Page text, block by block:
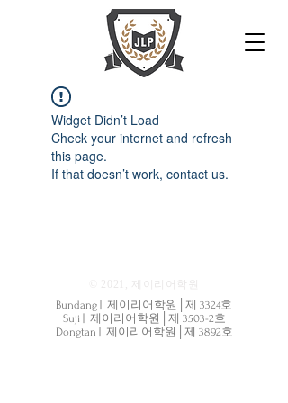
Widget Didn’t Load
Check your internet and refresh
this page.
If that doesn’t work, contact us.
© 2021, 제이리어학원
Bundang | 제이리어학원│제 3324호
Suji | 제이리어학원│제 3503-2호
Dongtan | 제이리어학원│제 3892호